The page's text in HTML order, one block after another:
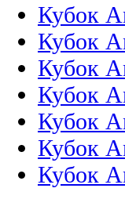
Кубок
Кубок
Кубок
Кубок
Кубок
Кубок
Кубок